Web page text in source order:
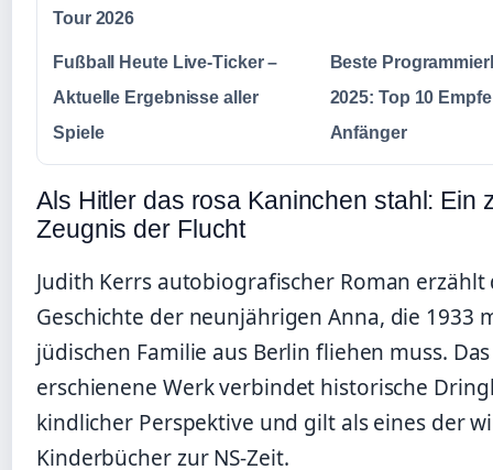
Tour 2026
Fußball Heute Live-Ticker –
Aktuelle Ergebnisse aller
Spiele
Beste
2025: Top 10
Anfänger
Als Hitler das rosa Kaninchen stahl: Ein
Zeugnis der Flucht
Judith Kerrs autobiografischer Roman erzählt
Geschichte der neunjährigen Anna, die 1933
jüdischen Familie aus Berlin fliehen muss.
erschienene Werk verbindet historische
kindlicher Perspektive und gilt als eines der
Kinderbücher zur NS-Zeit.